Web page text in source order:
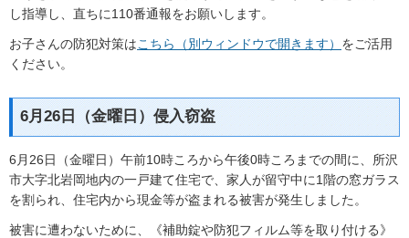
し指導し、直ちに110番通報をお願いします。
お子さんの防犯対策はこちら（別ウィンドウで開きます） をご活用
ください。
6月26日（金曜日）侵入窃盗
6月26日（金曜日）午前10時ころから午後0時ころまでの間に、所沢
市大字北岩岡地内の一戸建て住宅で、家人が留守中に1階の窓ガラス
を割られ、住宅内から現金等が盗まれる被害が発生しました。
被害に遭わないために、《補助錠や防犯フィルム等を取り付ける》